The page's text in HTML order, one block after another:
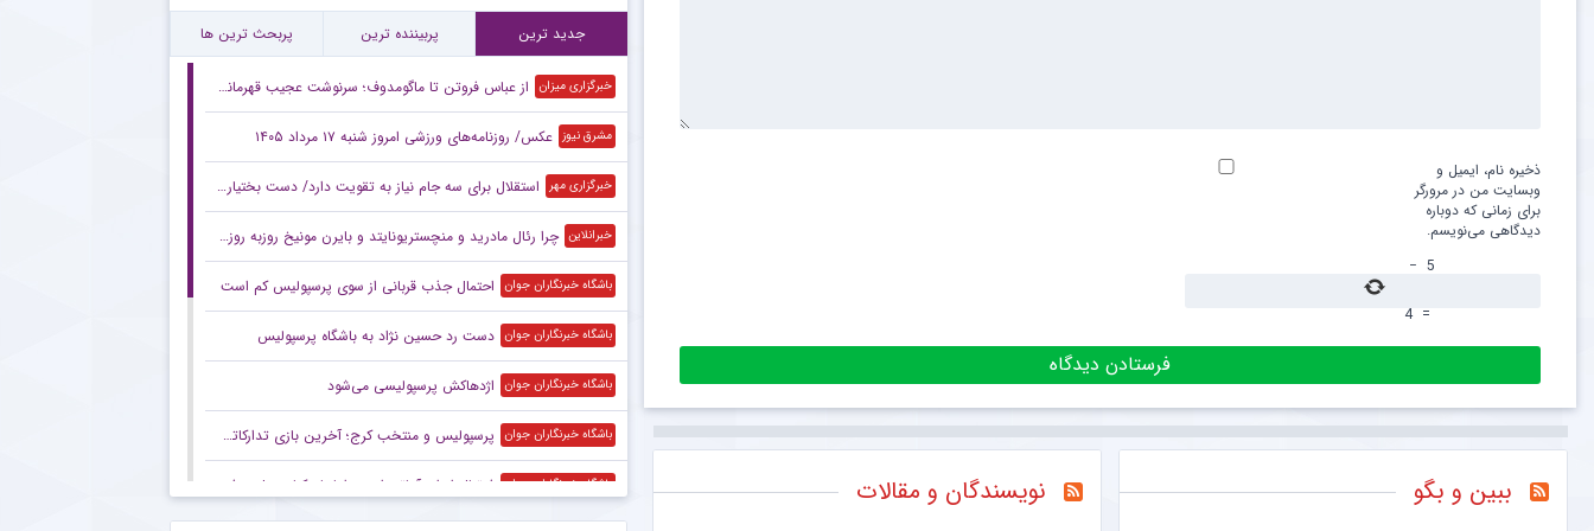
ذخیره نام، ایمیل و
وبسایت من در مرورگر
برای زمانی که دوباره
دیدگاهی می‌نویسم.
5
−
=
4
ببین و بگو نویسندگان و مقالات
۱۲:۱۰ استفاده مجدد استقلال از سه ستاره مرکزی در بازی دوستانه
جدید ترین پربیننده ترین پربحث ترین ها
خبرگزاری میزان از عباس فروتن تا ماگومدوف؛ سرنوشت عجیب قهرمانان کشتی جهان در سال ۲۰۱۸!
مشرق نیوز عکس/ روزنامه‌های ورزشی امروز ‌شنبه ۱۷ مرداد ۱۴۰۵
خبرگزاری مهر استقلال برای سه جام نیاز به تقویت دارد/ دست بختیاری‌زاده خالی است
خبرانلاین چرا رئال مادرید و منچستریونایتد و بایرن مونیخ روزبه روز پولدارتر می شوند و بارسلونا و یوونتوس به سمت ورشکستگی می روند؟
باشگاه خبرنگاران جوان احتمال جذب قربانی از سوی پرسپولیس کم است
باشگاه خبرنگاران جوان دست رد حسین نژاد به باشگاه پرسپولیس
باشگاه خبرنگاران جوان اژدهاکش پرسپولیسی می‌شود
باشگاه خبرنگاران جوان پرسپولیس و منتخب کرج؛ آخرین بازی تدارکاتی سرخپوشان
باشگاه خبرنگاران جوان فوتبال ایران آماتور است، اما بازیکنان پول حرفه‌ای می‌گیرند